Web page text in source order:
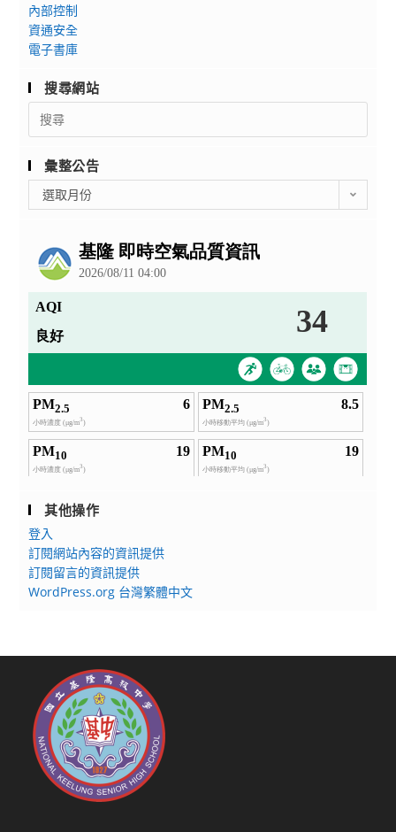
內部控制
資通安全
電子書庫
搜尋網站
Search
for:
彙整公告
整
選取月份
其他操作
登入
訂閱網站內容的資訊提供
訂閱留言的資訊提供
WordPress.org 台灣繁體中文